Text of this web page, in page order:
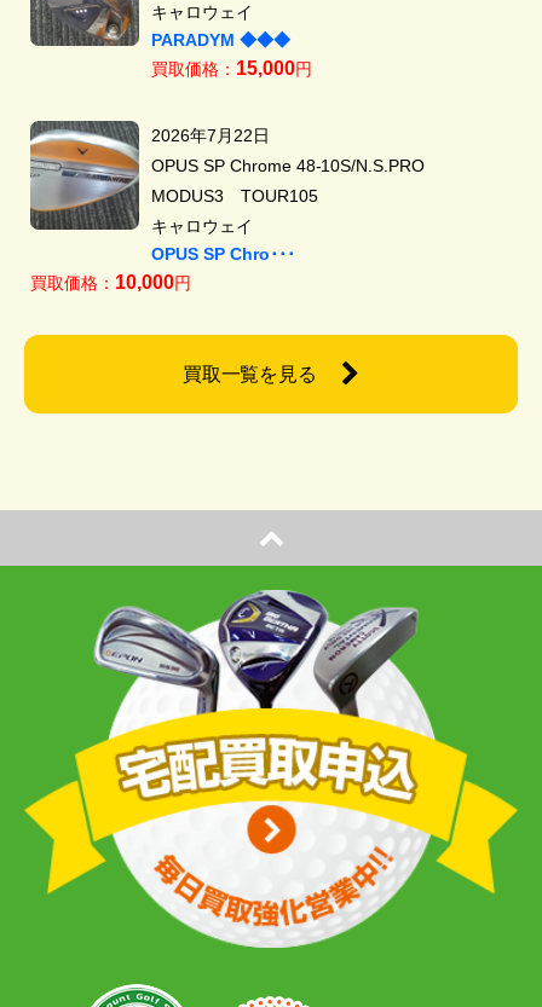
キャロウェイ
PARADYM ◆◆◆
買取価格： 15,000円
2026年7月22日
OPUS SP Chrome 48-10S/N.S.PRO
MODUS3 TOUR105
キャロウェイ
OPUS SP Chro･･･
買取価格： 10,000円
買取一覧を見る